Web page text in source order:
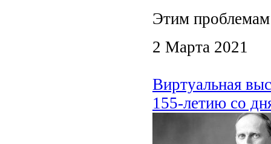
Этим проблемам
2 Марта 2021
Виртуальная
155-летию со